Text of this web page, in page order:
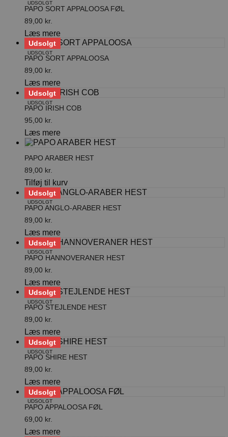
UDSOLGT
PAPO SORT APPALOOSA FØL
89,00 kr.
Læs mere
Udsolgt
UDSOLGT
PAPO SORT APPALOOSA
89,00 kr.
Læs mere
Udsolgt
UDSOLGT
PAPO IRISH COB
95,00 kr.
Læs mere
PAPO ARABER HEST
89,00 kr.
Tilføj til kurv
Udsolgt
UDSOLGT
PAPO ANGLO-ARABER HEST
89,00 kr.
Læs mere
Udsolgt
UDSOLGT
PAPO HANNOVERANER HEST
89,00 kr.
Læs mere
Udsolgt
UDSOLGT
PAPO STEJLENDE HEST
89,00 kr.
Læs mere
Udsolgt
UDSOLGT
PAPO SHIRE HEST
89,00 kr.
Læs mere
Udsolgt
UDSOLGT
PAPO APPALOOSA FØL
69,00 kr.
Læs mere